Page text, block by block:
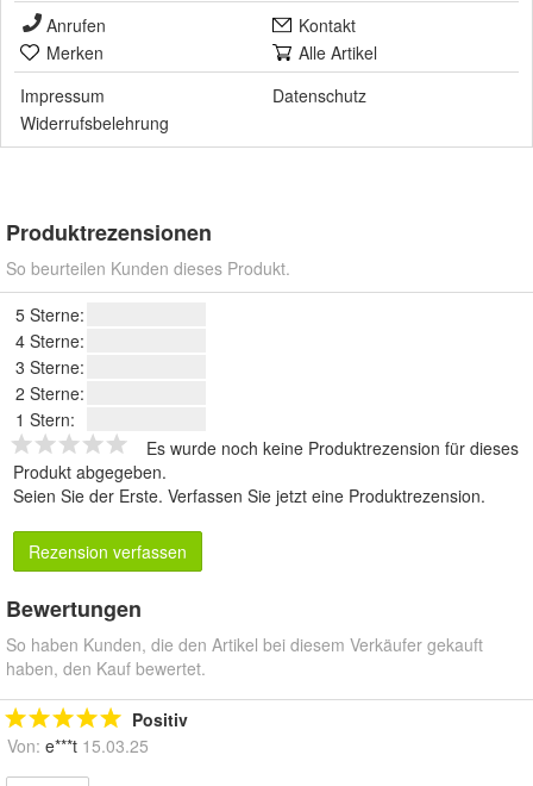
Anrufen
Kontakt
Merken
Alle Artikel
Impressum
Datenschutz
Widerrufsbelehrung
Produktrezensionen
So beurteilen Kunden dieses Produkt.
5 Sterne:
4 Sterne:
3 Sterne:
2 Sterne:
1 Stern:
Es wurde noch keine Produktrezension für dieses
Produkt abgegeben.
Seien Sie der Erste. Verfassen Sie jetzt eine Produktrezension.
Rezension verfassen
Bewertungen
So haben Kunden, die den Artikel bei diesem Verkäufer gekauft
haben, den Kauf bewertet.
Positiv
Von: e***t 15.03.25